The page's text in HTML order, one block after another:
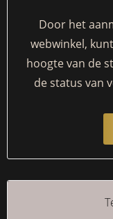
Door het
webwinkel,
hoogte van de
de status van